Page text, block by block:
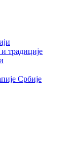
традиције
Србије